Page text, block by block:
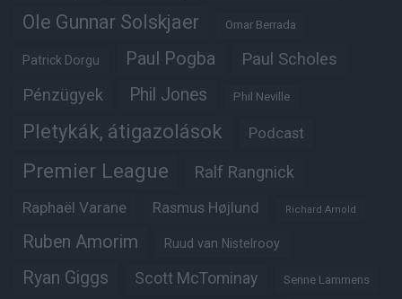
Ole Gunnar Solskjaer Omar Berrada
Patrick Dorgu Paul Pogba Paul Scholes
Pénzügyek Phil Jones Phil Neville
Pletykák, átigazolások Podcast
Premier League Ralf Rangnick
Raphaël Varane Rasmus Højlund Richard Arnold
Ruben Amorim Ruud van Nistelrooy
Ryan Giggs Scott McTominay Senne Lammens